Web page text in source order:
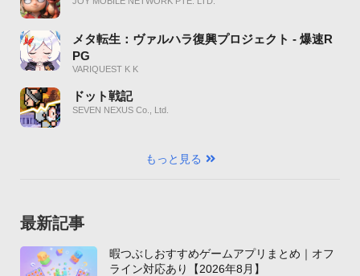
メタ転生：ヴァルハラ復興プロジェクト - 爆速R
PG
VARIQUEST K K
ドット戦記
SEVEN NEXUS Co., Ltd.
もっと見る
最新記事
暇つぶしおすすめゲームアプリまとめ｜オフ
ライン対応あり【2026年8月】